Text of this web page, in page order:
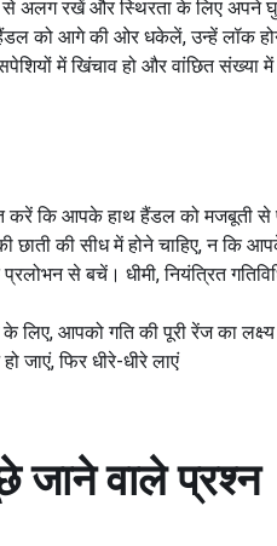
अलग रखें और स्थिरता के लिए अपने
को आगे की ओर धकेलें, उन्हें लॉक
में खिंचाव हो और वांछित संख्या में
करें कि आपके हाथ हैंडल को मजबूती
की सीध में होने चाहिए, न कि
से बचें। धीमी, नियंत्रित
लिए, आपको गति की पूरी रेंज का
जाएं, फिर धीरे-धीरे लाएं
जाने वाले प्रश्न